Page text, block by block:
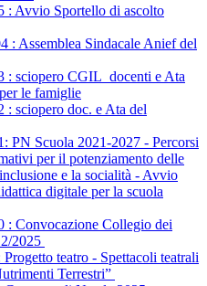
: Avvio Sportello di ascolto
: Assemblea Sindacale Anief del
: sciopero CGIL_docenti e Ata
le famiglie
: sciopero doc. e Ata del
PN Scuola 2021-2027 - Percorsi
per il potenziamento delle
e la socialità - Avvio
digitale per la scuola
: Convocazione Collegio dei
2025
teatro - Spettacoli teatrali
Terrestri”